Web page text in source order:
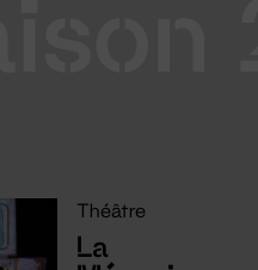
Théâtre
La